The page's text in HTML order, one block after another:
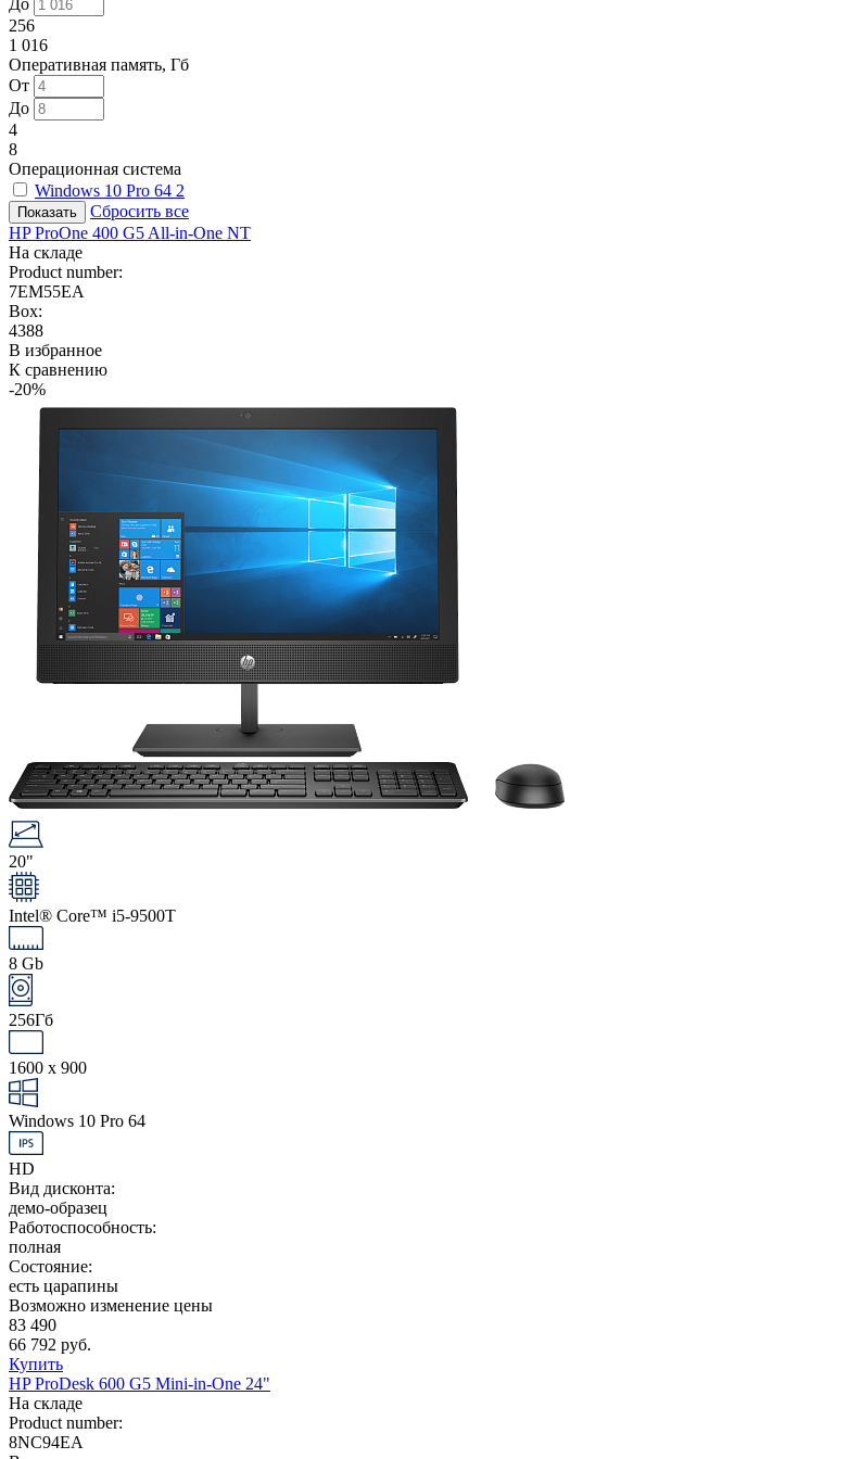
256
1 016
Оперативная память, Гб
От
До
4
8
Операционная система
Windows 10 Pro 64 2
Сбросить все
HP ProOne 400 G5 All-in-One NT
На складе
Product number:
7EM55EA
Box:
4388
В избранное
К сравнению
-20%
20"
Intel® Core™ i5-9500T
8 Gb
256Гб
1600 x 900
Windows 10 Pro 64
HD
Вид дисконта:
демо-образец
Работоспособность:
полная
Состояние:
есть царапины
Возможно изменение цены
83 490
66 792 руб.
Купить
HP ProDesk 600 G5 Mini-in-One 24"
На складе
Product number:
8NC94EA